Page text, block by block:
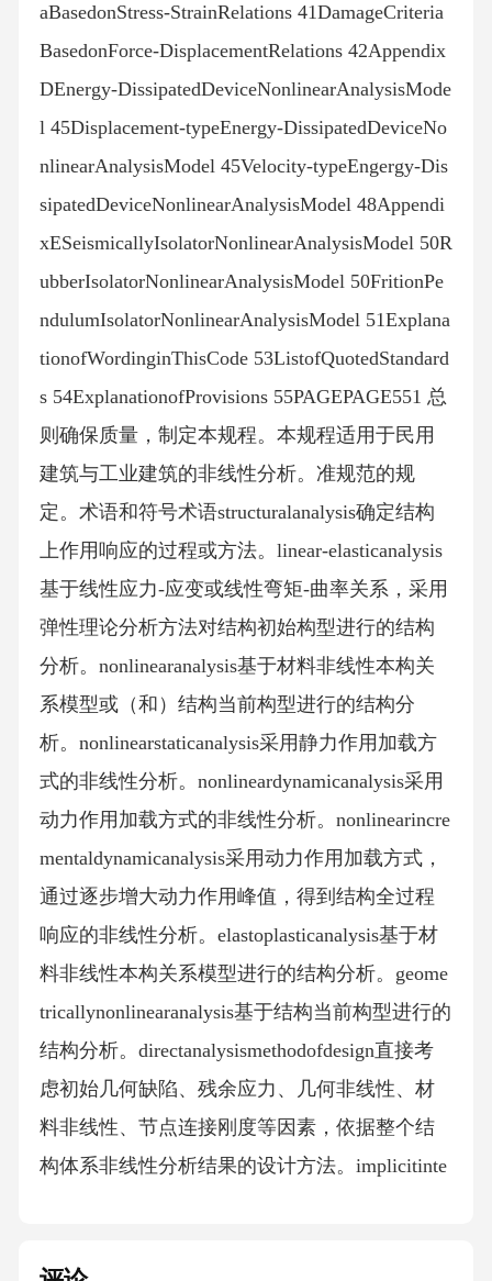
aBasedonStress-StrainRelations 41DamageCriteria
BasedonForce-DisplacementRelations 42Appendix
DEnergy-DissipatedDeviceNonlinearAnalysisMode
l 45Displacement-typeEnergy-DissipatedDeviceNo
nlinearAnalysisModel 45Velocity-typeEngergy-Dis
sipatedDeviceNonlinearAnalysisModel 48Appendi
xESeismicallyIsolatorNonlinearAnalysisModel 50R
ubberIsolatorNonlinearAnalysisModel 50FritionPe
ndulumIsolatorNonlinearAnalysisModel 51Explana
tionofWordinginThisCode 53ListofQuotedStandard
s 54ExplanationofProvisions 55PAGEPAGE551 总
则确保质量，制定本规程。本规程适用于民用
建筑与工业建筑的非线性分析。准规范的规
定。术语和符号术语structuralanalysis确定结构
上作用响应的过程或方法。linear-elasticanalysis
基于线性应力-应变或线性弯矩-曲率关系，采用
弹性理论分析方法对结构初始构型进行的结构
分析。nonlinearanalysis基于材料非线性本构关
系模型或（和）结构当前构型进行的结构分
析。nonlinearstaticanalysis采用静力作用加载方
式的非线性分析。nonlineardynamicanalysis采用
动力作用加载方式的非线性分析。nonlinearincre
mentaldynamicanalysis采用动力作用加载方式，
通过逐步增大动力作用峰值，得到结构全过程
响应的非线性分析。elastoplasticanalysis基于材
料非线性本构关系模型进行的结构分析。geome
tricallynonlinearanalysis基于结构当前构型进行的
结构分析。directanalysismethodofdesign直接考
虑初始几何缺陷、残余应力、几何非线性、材
料非线性、节点连接刚度等因素，依据整个结
构体系非线性分析结果的设计方法。implicitinte